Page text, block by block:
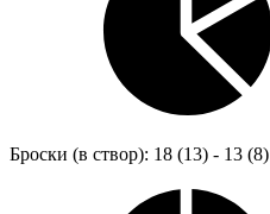
Броски (в створ): 18 (13) - 13 (8)